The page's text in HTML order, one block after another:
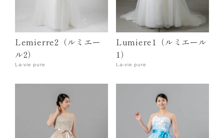
Lemierre2（ルミエー
ル2）
La-vie pure
Lumiere1（ルミエール
1）
La-vie pure